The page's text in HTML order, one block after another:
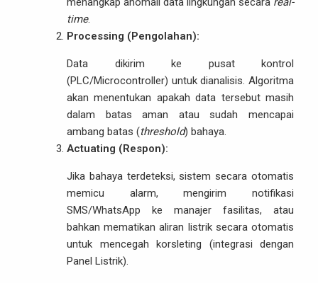
time.
Processing (Pengolahan):
Data dikirim ke pusat kontrol
(PLC/Microcontroller) untuk dianalisis. Algoritma
akan menentukan apakah data tersebut masih
dalam batas aman atau sudah mencapai
ambang batas (threshold) bahaya.
Actuating (Respon):
Jika bahaya terdeteksi, sistem secara otomatis
memicu alarm, mengirim notifikasi
SMS/WhatsApp ke manajer fasilitas, atau
bahkan mematikan aliran listrik secara otomatis
untuk mencegah korsleting (integrasi dengan
Panel Listrik).